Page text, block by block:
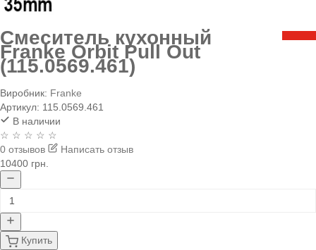
Смеситель кухонный
Franke Orbit Pull Out
(115.0569.461)
Виробник: Franke
Артикул: 115.0569.461
В наличии
☆ ☆ ☆ ☆ ☆
0 отзывов
Написать отзыв
10400 грн.
Купить